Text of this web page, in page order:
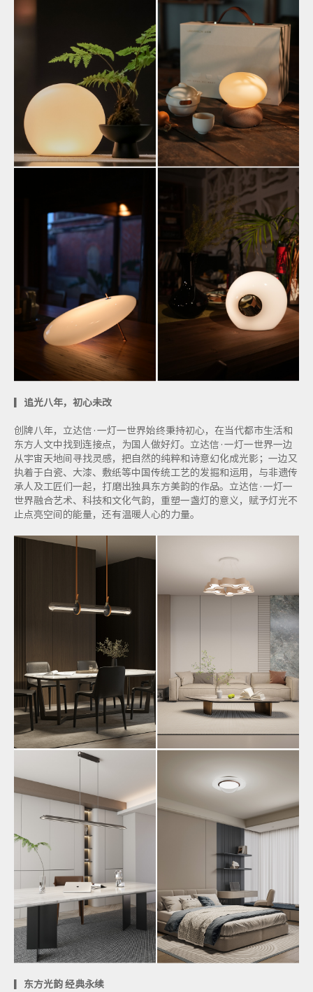
追光八年，初心未改
创牌八年，立达信·一灯一世界始终秉持初心，在当代都市生活和
东方人文中找到连接点，为国人做好灯。立达信·一灯一世界一边
从宇宙天地间寻找灵感，把自然的纯粹和诗意幻化成光影；一边又
执着于白瓷、大漆、敷纸等中国传统工艺的发掘和运用，与非遗传
承人及工匠们一起，打磨出独具东方美韵的作品。立达信·一灯一
世界融合艺术、科技和文化气韵，重塑一盏灯的意义，赋予灯光不
止点亮空间的能量，还有温暖人心的力量。
东方光韵 经典永续